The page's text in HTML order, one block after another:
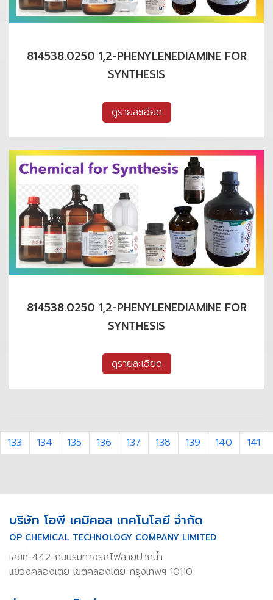
814538.0250 1,2-PHENYLENEDIAMINE FOR
SYNTHESIS
ดูรายละเอียด
814538.0250 1,2-PHENYLENEDIAMINE FOR
SYNTHESIS
ดูรายละเอียด
133 134 135 136 137 138 139 140 141
บริษัท โอพี เคมิคอล เทคโนโลยี จำกัด
OP CHEMICAL TECHNOLOGY COMPANY LIMITED
เลขที่ 442 ถนนริมทางรถไฟสายปากน้ำ
แขวงคลองเตย เขตคลองเตย กรุงเทพฯ 10110